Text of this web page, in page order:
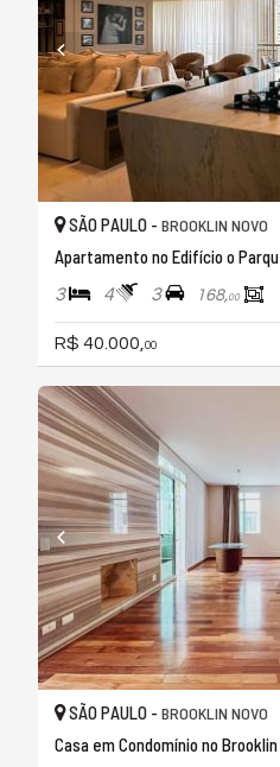
SÃO PAULO - BROOKLIN NOVO
Apartamento no Edifício o
3 4 3 168,00
R$ 40.000, 00
SÃO PAULO - BROOKLIN NOVO
Casa em Condomínio no